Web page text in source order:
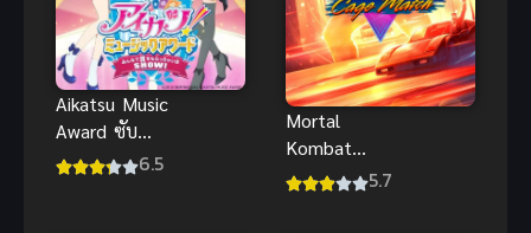
Aikatsu Music
Award ซับ
ไทย
6.5
Mortal
Kombat
Legends 5.7